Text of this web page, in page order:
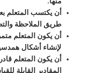
أن يكتسب المتعلم
طريق الملاحظة
أن يكون المتعلم
لإنشاء أشكال
أن يكون المتعلم
المقادير القابلة